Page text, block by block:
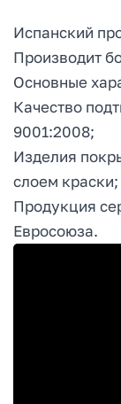
Испанский
Производит
Основные
Качество
9001:2008;
Изделия
слоем краски;
Продукция
Евросоюза.